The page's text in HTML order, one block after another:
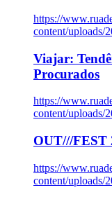
https://
content/uploads/
Viajar:
Procurados
https://
content/uploads/
OUT///FEST
https://
content/uploads/